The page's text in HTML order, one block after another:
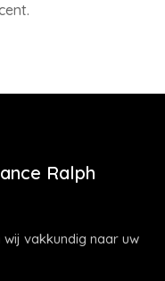
Ralph
vakkundig naar uw